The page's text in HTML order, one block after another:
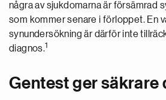
några av sjukdomarna är försämrad
som kommer senare i förloppet. En
synundersökning är därför inte
diagnos.1
Gentest ger säkrare